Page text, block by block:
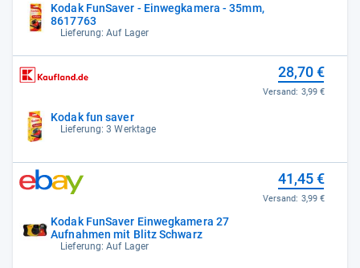
Kodak FunSaver - Einwegkamera - 35mm,
8617763
Lieferung: Auf Lager
Kodak fun saver
Lieferung: 3 Werktage
28,70 €
Versand: 3,99 €
Kodak FunSaver Einwegkamera 27
Aufnahmen mit Blitz Schwarz
Lieferung: Auf Lager
41,45 €
Versand: 3,99 €